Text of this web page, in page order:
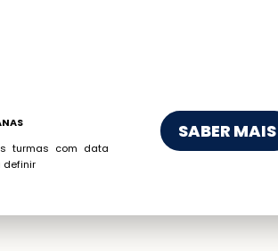
turmas com data
definir
SABER MAIS